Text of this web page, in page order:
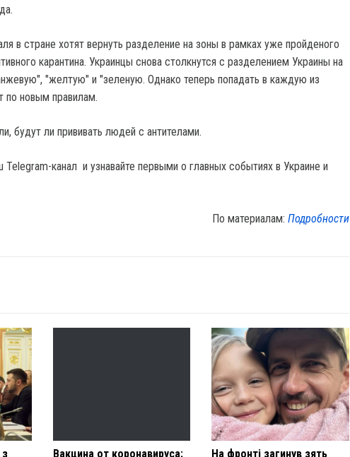
в стране хотят вернуть разделение на зоны в рамках уже пройденого
карантина. Украинцы снова столкнутся с разделением Украины на
"желтую" и "зеленую. Однако теперь попадать в каждую из
по новым правилам.
будут ли прививать людей с антителами.
Telegram-канал и узнавайте первыми о главных событиях в Украине и
По материалам:Подробности
з
Вакцина от коронавируса:
На фронті загинув зять